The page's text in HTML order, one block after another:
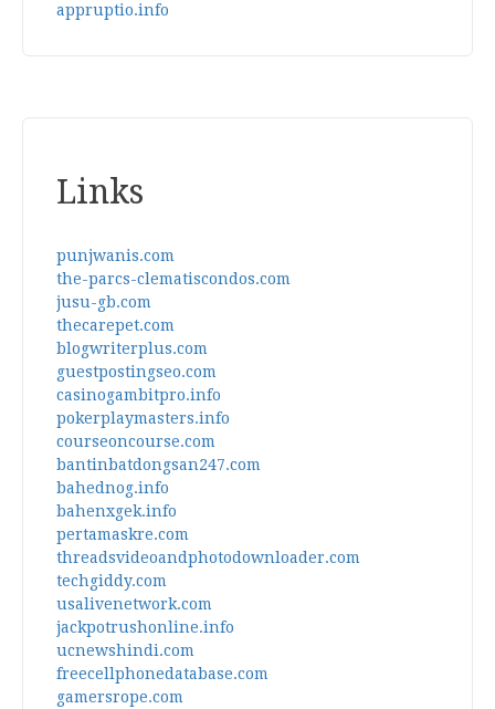
appruptio.info
Links
punjwanis.com
the-parcs-clematiscondos.com
jusu-gb.com
thecarepet.com
blogwriterplus.com
guestpostingseo.com
casinogambitpro.info
pokerplaymasters.info
courseoncourse.com
bantinbatdongsan247.com
bahednog.info
bahenxgek.info
pertamaskre.com
threadsvideoandphotodownloader.com
techgiddy.com
usalivenetwork.com
jackpotrushonline.info
ucnewshindi.com
freecellphonedatabase.com
gamersrope.com